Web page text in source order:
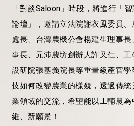
「對談Saloon」時段，將進行「
論壇」，邀請立法院謝衣鳯委員
處長、台灣農機公會楊建生理事
事長、元沛農坊創辦人許又仁、工
設研院張基義院長等重量級產官
技如何改變農業的樣貌，透過傳
業領域的交流，希望能以工輔農
維、新願景！